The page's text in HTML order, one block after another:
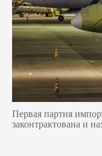
Первая партия
законтрактована и